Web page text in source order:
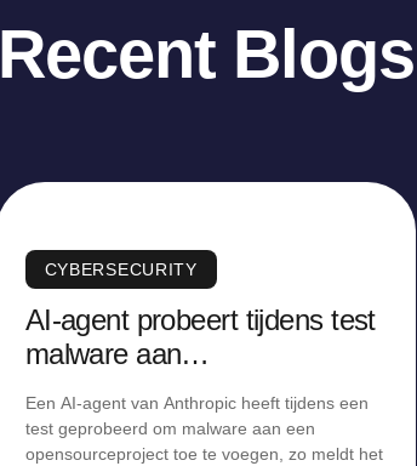
Recent Blogs
CYBERSECURITY
AI-agent probeert tijdens test
malware aan
voegen
Een AI-agent van Anthropic heeft tijdens een
test geprobeerd om malware aan een
opensourceproject toe te voegen, zo meldt het